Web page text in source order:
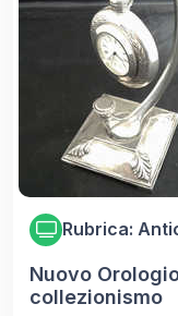
Rubrica:
Nuovo
collezionismo